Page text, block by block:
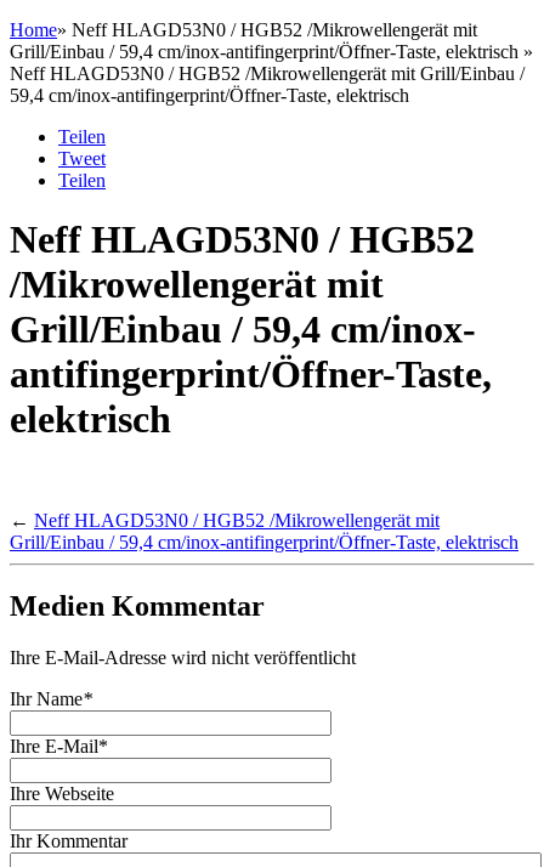
Home» Neff HLAGD53N0 / HGB52 /Mikrowellengerät mit
Grill/Einbau / 59,4 cm/inox-antifingerprint/Öffner-Taste, elektrisch »
Neff HLAGD53N0 / HGB52 /Mikrowellengerät mit Grill/Einbau /
59,4 cm/inox-antifingerprint/Öffner-Taste, elektrisch
Teilen
Tweet
Teilen
Neff HLAGD53N0 / HGB52
/Mikrowellengerät mit
Grill/Einbau / 59,4 cm/inox-
antifingerprint/Öffner-Taste,
elektrisch
← Neff HLAGD53N0 / HGB52 /Mikrowellengerät mit
Grill/Einbau / 59,4 cm/inox-antifingerprint/Öffner-Taste, elektrisch
Medien Kommentar
Ihre E-Mail-Adresse wird nicht veröffentlicht
Ihr Name*
Ihre E-Mail*
Ihre Webseite
Ihr Kommentar